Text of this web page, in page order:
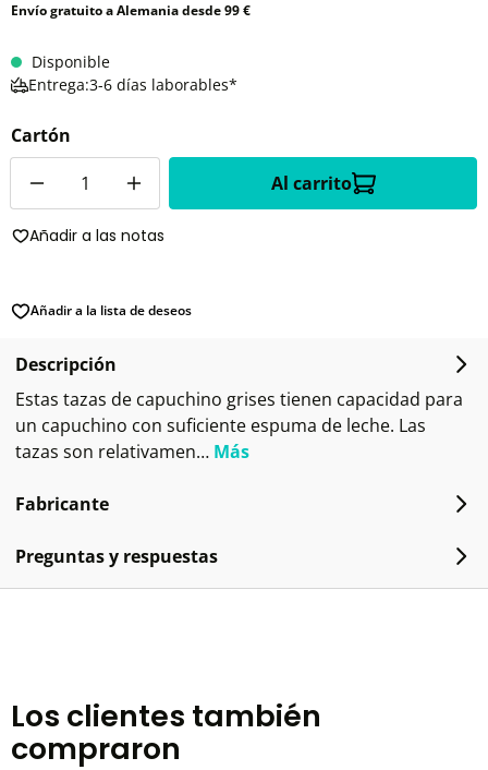
Envío gratuito a Alemania desde 99 €
Disponible
Entrega:3-6 días laborables*
Cartón
Al carrito
Añadir a las notas
Añadir a la lista de deseos
Descripción
Estas tazas de capuchino grises tienen capacidad para
un capuchino con suficiente espuma de leche. Las
tazas son relativamen… Más
Fabricante
Preguntas y respuestas
Los clientes también
compraron